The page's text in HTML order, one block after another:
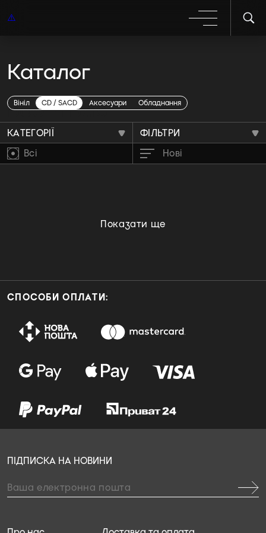
Каталог
Вініл CD / SACD Аксесуари Обладнання
Boom Bap
КАТЕГОРІЇ
ФІЛЬТРИ
Всі
Нові
Показати ще
СПОСОБИ ОПЛАТИ:
ПІДПИСКА НА НОВИНИ